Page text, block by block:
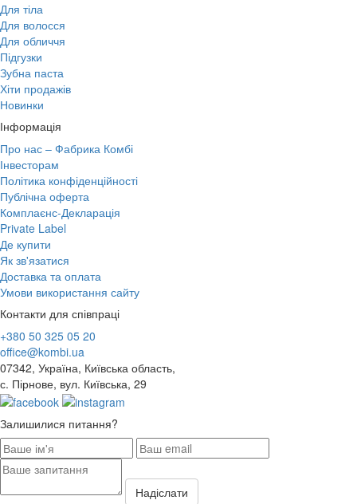
Для тіла
Для волосся
Для обличчя
Підгузки
Зубна паста
Хіти продажів
Новинки
Інформація
Про нас – Фабрика Комбі
Інвесторам
Політика конфіденційності
Публічна оферта
Комплаєнс-Декларація
Private Label
Де купити
Як зв'язатися
Доставка та оплата
Умови використання сайту
Контакти для співпраці
+380 50 325 05 20
office@kombi.ua
07342, Україна, Київська область,
с. Пірнове, вул. Київська, 29
Залишилися питання?